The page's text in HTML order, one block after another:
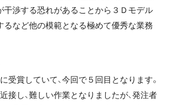
干渉する恐れがあることから３Ｄモデル
るなど他の模範となる極めて優秀な業務
受賞していて、今回で５回目となります。
接し、難しい作業となりましたが、発注者